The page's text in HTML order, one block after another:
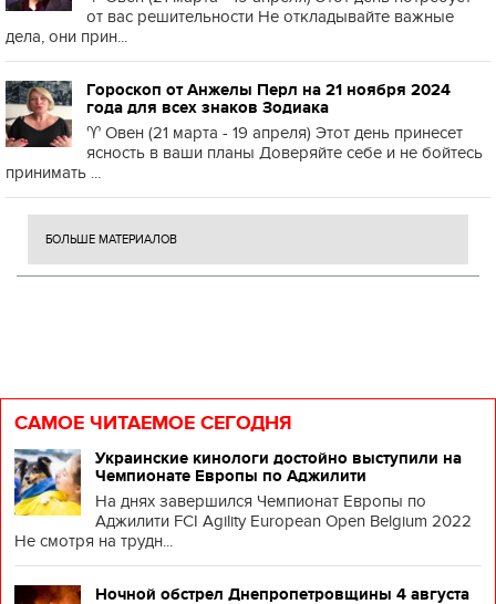
от вас решительности Не откладывайте важные
дела, они прин...
Гороскоп от Анжелы Перл на 21 ноября 2024
года для всех знаков Зодиака
♈️ Овен (21 марта - 19 апреля) Этот день принесет
ясность в ваши планы Доверяйте себе и не бойтесь
принимать ...
БОЛЬШЕ МАТЕРИАЛОВ
САМОЕ ЧИТАЕМОЕ СЕГОДНЯ
Украинские кинологи достойно выступили на
Чемпионате Европы по Аджилити
На днях завершился Чемпионат Европы по
Аджилити FCI Agility European Open Belgium 2022
Не смотря на трудн...
Ночной обстрел Днепропетровщины 4 августа